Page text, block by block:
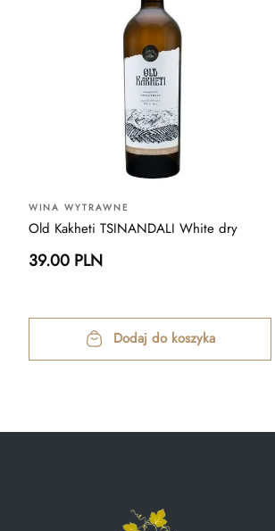
WINA WYTRAWNE
Old Kakheti TSINANDALI White dry
39.00 PLN
Dodaj do koszyka